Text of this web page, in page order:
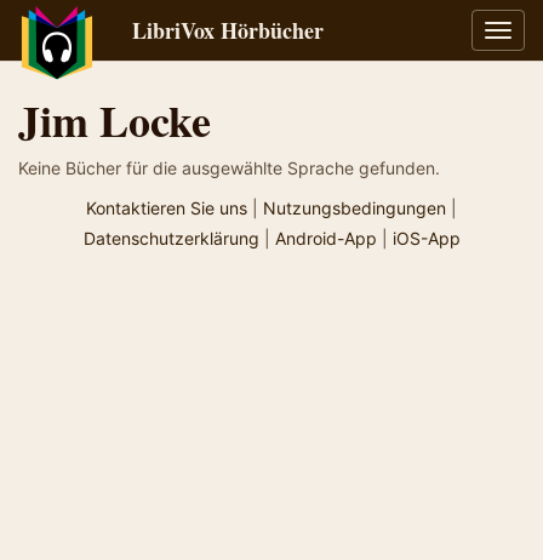
LibriVox Hörbücher
Jim Locke
Keine Bücher für die ausgewählte Sprache gefunden.
Kontaktieren Sie uns
Nutzungsbedingungen
Datenschutzerklärung
Android-App iOS-App